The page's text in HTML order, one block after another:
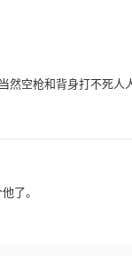
然空枪和背身打不死人
了。